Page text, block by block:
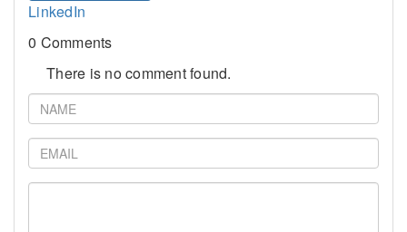
LinkedIn
0 Comments
There is no comment found.